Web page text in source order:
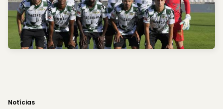
Notícias